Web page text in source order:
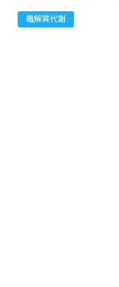
電解質代謝